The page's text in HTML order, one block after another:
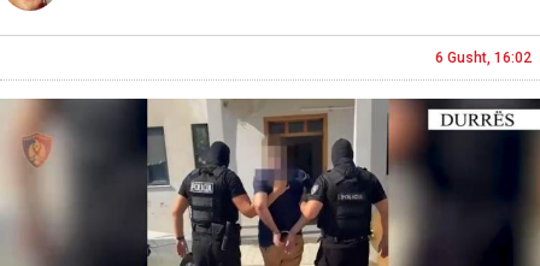
6 Gusht, 16:02